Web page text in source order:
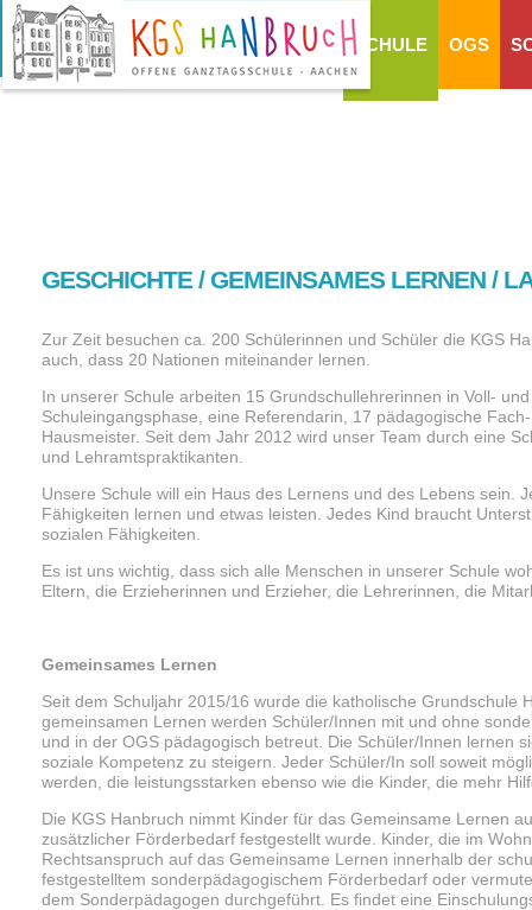
SCHULE OGS
GESCHICHTE / GEMEINSAMES LERNEN /
Zur Zeit besuchen ca. 200 Schülerinnen und Schüler die KGS
auch, dass 20 Nationen miteinander lernen.
In unserer Schule arbeiten 15 Grundschullehrerinnen in Voll-
Schuleingangsphase, eine Referendarin, 17 pädagogische
Hausmeister. Seit dem Jahr 2012 wird unser Team durch eine
und Lehramtspraktikanten.
Unsere Schule will ein Haus des Lernens und des Lebens sein.
Fähigkeiten lernen und etwas leisten. Jedes Kind braucht
sozialen Fähigkeiten.
Es ist uns wichtig, dass sich alle Menschen in unserer Schule
Eltern, die Erzieherinnen und Erzieher, die Lehrerinnen, die
Gemeinsames Lernen
Seit dem Schuljahr 2015/16 wurde die katholische Grundschule
gemeinsamen Lernen werden Schüler/Innen mit und ohne
und in der OGS pädagogisch betreut. Die Schüler/Innen lernen
soziale Kompetenz zu steigern. Jeder Schüler/In soll soweit
werden, die leistungsstarken ebenso wie die Kinder, die mehr
Die KGS Hanbruch nimmt Kinder für das Gemeinsame Lernen
zusätzlicher Förderbedarf festgestellt wurde. Kinder, die im
Rechtsanspruch auf das Gemeinsame Lernen innerhalb der
festgestelltem sonderpädagogischem Förderbedarf oder
dem Sonderpädagogen durchgeführt. Es findet eine